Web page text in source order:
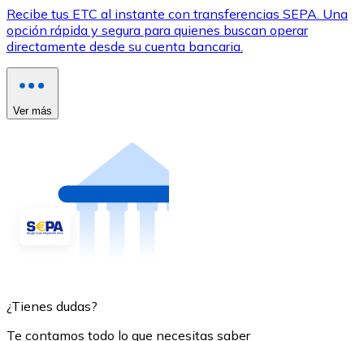
Recibe tus ETC al instante con transferencias SEPA. Una
opción rápida y segura para quienes buscan operar
directamente desde su cuenta bancaria.
Ver más
¿Tienes dudas?
Te contamos todo lo que necesitas saber